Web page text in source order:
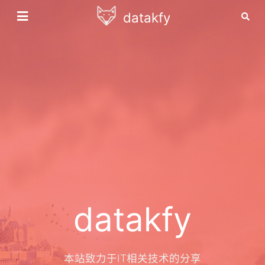
datakfy
datakfy
本站致力于IT相关技术的分享